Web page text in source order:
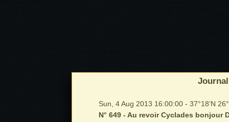
Sun, 4 Aug 2013 16:00:00 - 37°18’N
N° 649 - Au revoir Cyclades bonjour